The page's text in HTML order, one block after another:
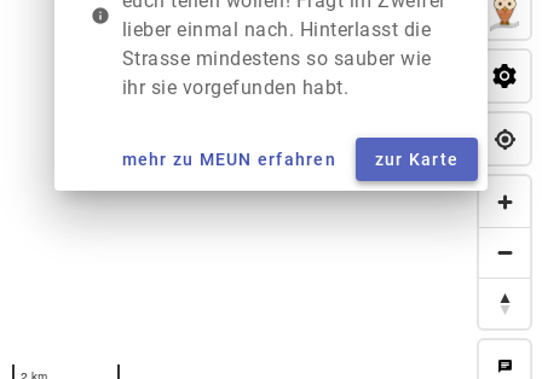
chat
info
lieber einmal nach. Hinterlasst die
Strasse mindestens so sauber wie
ihr sie vorgefunden habt.
mehr zu MEUN erfahren zur Karte